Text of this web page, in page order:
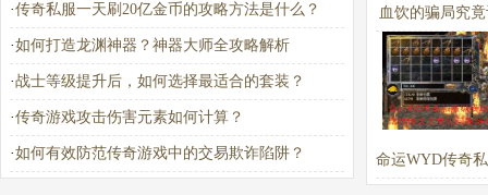
·传奇私服一天刷20亿金币的攻略方法是什么？
·如何打造龙渊神器？神器大师全攻略解析
·战士等级提升后，如何选择最适合的套装？
·传奇游戏攻击伤害元素如何计算？
·如何有效防范传奇游戏中的交易欺诈陷阱？
血饮的骗局究
玩家误入歧
命运WYD传奇